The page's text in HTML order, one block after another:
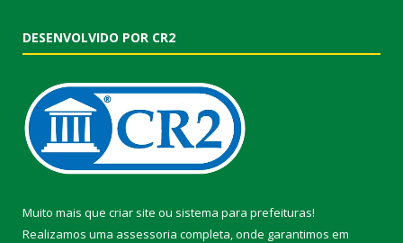
DESENVOLVIDO POR CR2
Muito mais que criar site ou sistema para prefeituras!
Realizamos uma assessoria completa, onde garantimos em